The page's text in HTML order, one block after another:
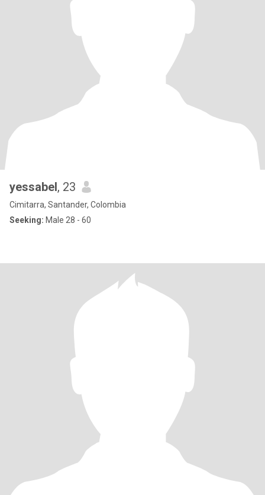
yessabel, 23
Cimitarra, Santander, Colombia
Seeking: Male 28 - 60